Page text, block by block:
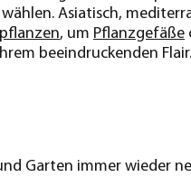
Asiatisch,
, um Pflanzgefäße
beeindruckenden
Garten immer wieder